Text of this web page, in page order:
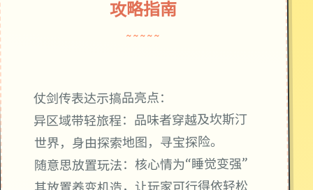
攻略指南
~~~~~
仗剑传表达示搞品亮点：
异区域带轻旅程：品味者穿越及坎斯汀
世界，身由探索地图，寻宝探险。
随意思放置玩法：核心情为“睡觉变强”